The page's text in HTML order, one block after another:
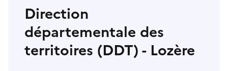
Direction
départementale des
territoires (DDT) - Lozère